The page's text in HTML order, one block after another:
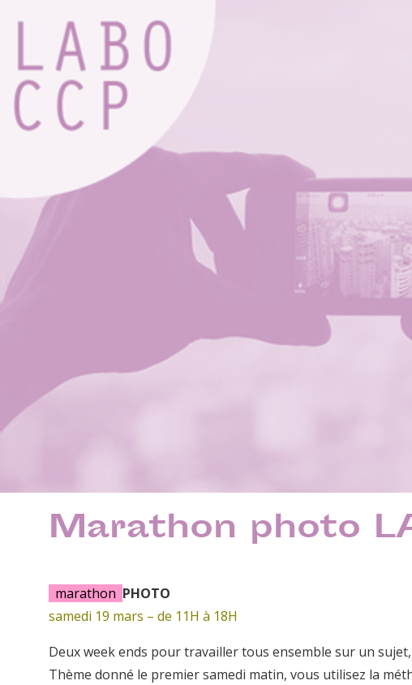
Marathon photo
marathon PHOTO
samedi 19 mars – de 11H à 18H
Deux week ends pour travailler tous ensemble sur un
Thème donné le premier samedi matin, vous utilisez la